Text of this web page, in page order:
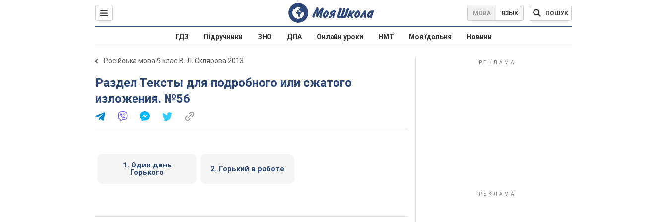
МОВА ЯЗЫК ПОШУК
ГДЗ Підручники ЗНО ДПА Онлайн уроки НМТ Моя їдальня Новини
Російська мова 9 клас В. Л. Склярова 2013
Раздел Тексты для подробного или сжатого
изложения. №56
1. Один день
Горького
2. Горький в работе